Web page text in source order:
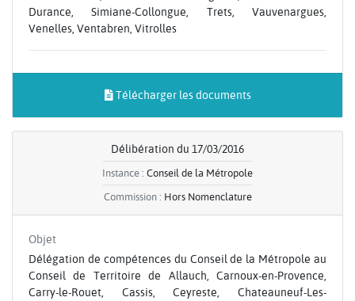
Durance, Simiane-Collongue, Trets, Vauvenargues,
Venelles, Ventabren, Vitrolles
Télécharger les documents
Délibération du 17/03/2016
Instance : Conseil de la Métropole
Commission : Hors Nomenclature
Objet
Délégation de compétences du Conseil de la Métropole au
Conseil de Territoire de Allauch, Carnoux-en-Provence,
Carry-le-Rouet, Cassis, Ceyreste, Chateauneuf-Les-